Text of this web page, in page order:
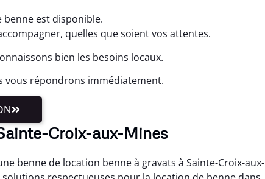
benne est disponible.
quelles que soient vos attentes.
bien les besoins locaux.
vous répondrons immédiatement.
Croix-aux-Mines
benne de location benne à gravats à Sainte-Croix-aux-